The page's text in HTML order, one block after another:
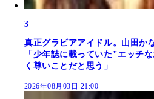
3
真正グラビアアイドル。山田か
「少年誌に載っていた"エッチ
く尊いことだと思う」
2026年08月03日 21:00